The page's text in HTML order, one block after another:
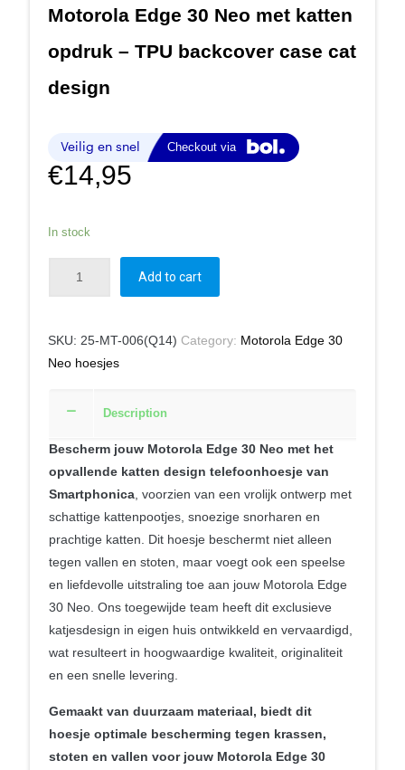
Motorola Edge 30 Neo met katten
opdruk – TPU backcover case cat
design
€14,95
In stock
Add to cart
SKU: 25-MT-006(Q14) Category: Motorola Edge 30
Neo hoesjes
Description
Bescherm jouw Motorola Edge 30 Neo met het
opvallende katten design telefoonhoesje van
Smartphonica , voorzien van een vrolijk ontwerp met
schattige kattenpootjes, snoezige snorharen en
prachtige katten. Dit hoesje beschermt niet alleen
tegen vallen en stoten, maar voegt ook een speelse
en liefdevolle uitstraling toe aan jouw Motorola Edge
30 Neo. Ons toegewijde team heeft dit exclusieve
katjesdesign in eigen huis ontwikkeld en vervaardigd,
wat resulteert in hoogwaardige kwaliteit, originaliteit
en een snelle levering.
Gemaakt van duurzaam materiaal, biedt dit
hoesje optimale bescherming tegen krassen,
stoten en vallen voor jouw Motorola Edge 30